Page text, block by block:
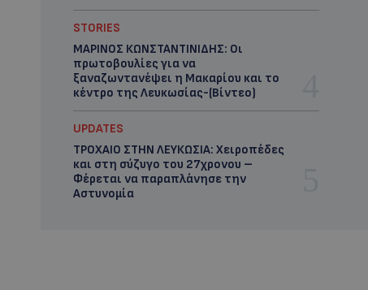
STORIES
ΜΑΡΙΝΟΣ ΚΩΝΣΤΑΝΤΙΝΙΔΗΣ: Οι
πρωτοβουλίες για να
ξαναζωντανέψει η Μακαρίου και το
κέντρο της Λευκωσίας-(Βίντεο)
UPDATES
ΤΡΟΧΑΙΟ ΣΤΗΝ ΛΕΥΚΩΣΙΑ: Χειροπέδες
και στη σύζυγο του 27χρονου –
Φέρεται να παραπλάνησε την
Αστυνομία